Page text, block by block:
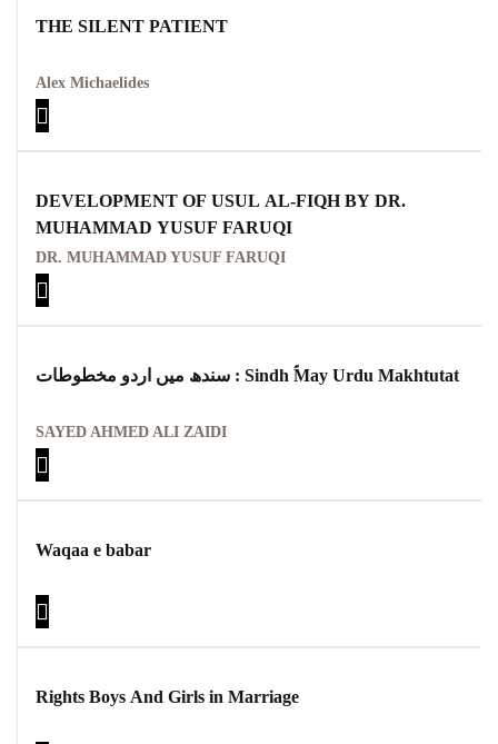
THE SILENT PATIENT
Alex Michaelides
DEVELOPMENT OF USUL AL-FIQH BY DR.
MUHAMMAD YUSUF FARUQI
DR. MUHAMMAD YUSUF FARUQI
سندھ میں اردو مخطوطات : Sindh ؐMay Urdu Makhtutat
SAYED AHMED ALI ZAIDI
Waqaa e babar
Rights Boys And Girls in Marriage